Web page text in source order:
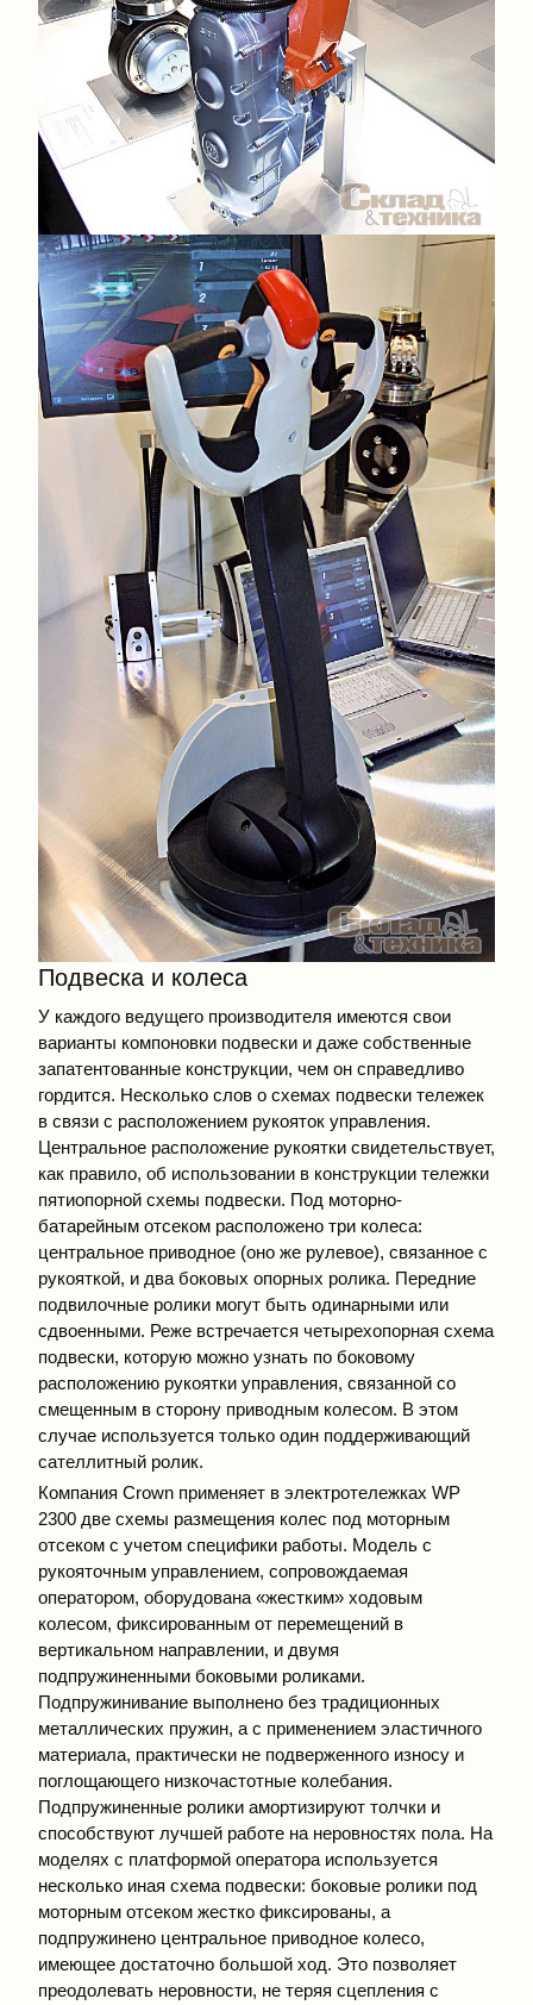
Подвеска и колеса
У каждого ведущего производителя имеются свои
варианты компоновки подвески и даже собственные
запатентованные конструкции, чем он справедливо
гордится. Несколько слов о схемах подвески тележек
в связи с расположением рукояток управления.
Центральное расположение рукоятки свидетельствует,
как правило, об использовании в конструкции тележки
пятиопорной схемы подвески. Под моторно-
батарейным отсеком расположено три колеса:
центральное приводное (оно же рулевое), связанное с
рукояткой, и два боковых опорных ролика. Передние
подвилочные ролики могут быть одинарными или
сдвоенными. Реже встречается четырехопорная схема
подвески, которую можно узнать по боковому
расположению рукоятки управления, связанной со
смещенным в сторону приводным колесом. В этом
случае используется только один поддерживающий
сателлитный ролик.
Компания Crown применяет в электротележках WP
2300 две схемы размещения колес под моторным
отсеком с учетом специфики работы. Модель с
рукояточным управлением, сопровождаемая
оператором, оборудована «жестким» ходовым
колесом, фиксированным от перемещений в
вертикальном направлении, и двумя
подпружиненными боковыми роликами.
Подпружинивание выполнено без традиционных
металлических пружин, а с применением эластичного
материала, практически не подверженного износу и
поглощающего низкочастотные колебания.
Подпружиненные ролики амортизируют толчки и
способствуют лучшей работе на неровностях пола. На
моделях с платформой оператора используется
несколько иная схема подвески: боковые ролики под
моторным отсеком жестко фиксированы, а
подпружинено центральное приводное колесо,
имеющее достаточно большой ход. Это позволяет
преодолевать неровности, не теряя сцепления с